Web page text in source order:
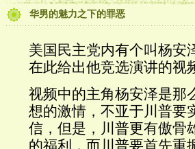
华男的魅力之下的罪恶
美国民主党内有个叫杨安
在此给出他竞选演讲的视
视频中的主角杨安泽是那
想的激情，不亚于川普要
信，但是，川普更有傲骨
的福利，而川普要首先重